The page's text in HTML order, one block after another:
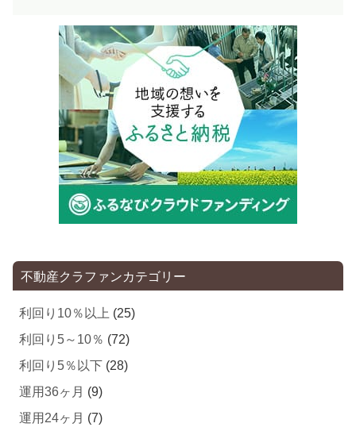
不動産クラファンカテゴリー
利回り10％以上 (25)
利回り5～10％ (72)
利回り5％以下 (28)
運用36ヶ月 (9)
運用24ヶ月 (7)